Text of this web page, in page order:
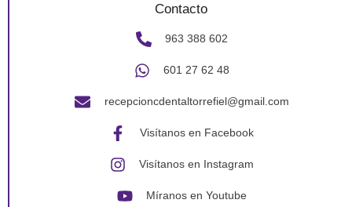
Contacto
963 388 602
601 27 62 48
recepcioncdentaltorrefiel@gmail.com
Visítanos en Facebook
Visítanos en Instagram
Míranos en Youtube